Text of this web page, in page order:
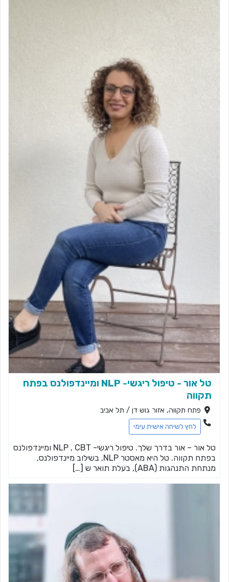
טל אור - טיפול ריגשי- NLP ומיינדפולנס בפתח
תקווה
פתח תקווה, אזור גוש דן / תל אביב
לחץ לשיחה אישית עימי
טל אור – אור בדרך שלך. טיפול ריגשי- NLP , CBT ומיינדפולנס
בפתח תקווה. טל היא מאסטר NLP, בשילוב מיינדפולנס,
מנתחת התנהגות (ABA), בעלת תואר ש […]